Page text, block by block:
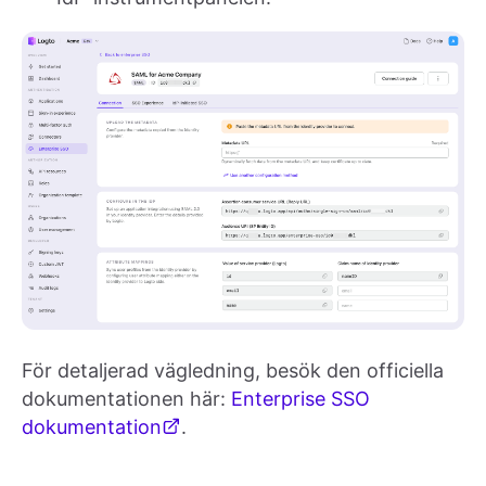
För detaljerad vägledning, besök den officiella
dokumentationen här: Enterprise SSO
dokumentation
.